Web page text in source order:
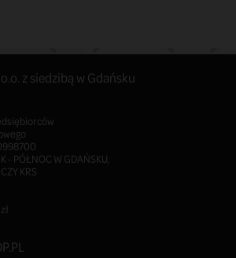
z siedzibą w Gdańsku
- PÓŁNOC W GDAŃSKU,
KRS